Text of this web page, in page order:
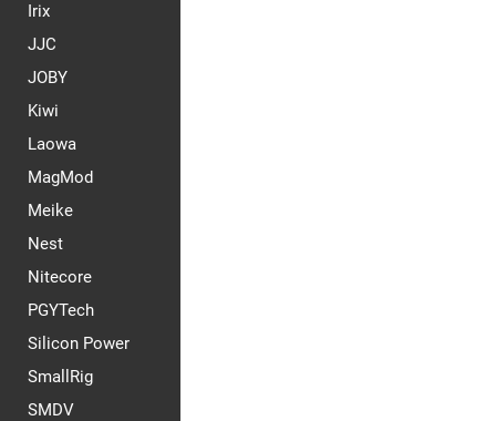
Irix
JJC
JOBY
Kiwi
Laowa
MagMod
Meike
Nest
Nitecore
PGYTech
Silicon Power
SmallRig
SMDV